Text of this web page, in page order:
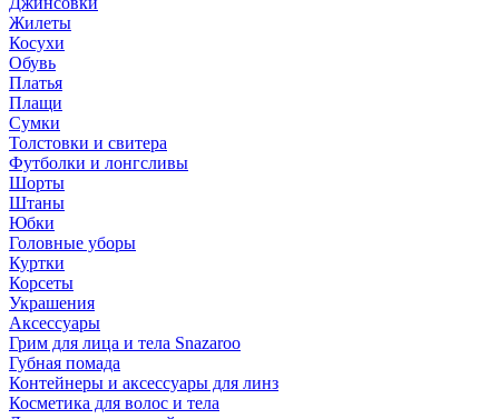
Жилеты
Косухи
Обувь
Платья
Плащи
Сумки
Толстовки и свитера
Футболки и лонгсливы
Шорты
Штаны
Юбки
Головные уборы
Куртки
Корсеты
Украшения
Аксессуары
Грим для лица и тела Snazaroo
Губная помада
Контейнеры и аксессуары для линз
Косметика для волос и тела